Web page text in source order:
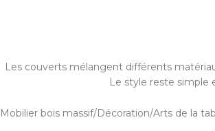
Les couverts mélangent différents
Le style reste simple
Mobilier bois massif Décoration Arts de la